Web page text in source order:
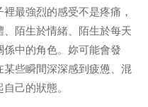
最強烈的感受不是疼痛，
陌生於情緒、陌生於每天
中的角色。妳可能會發
些瞬間深深感到疲憊、混
己的狀態。